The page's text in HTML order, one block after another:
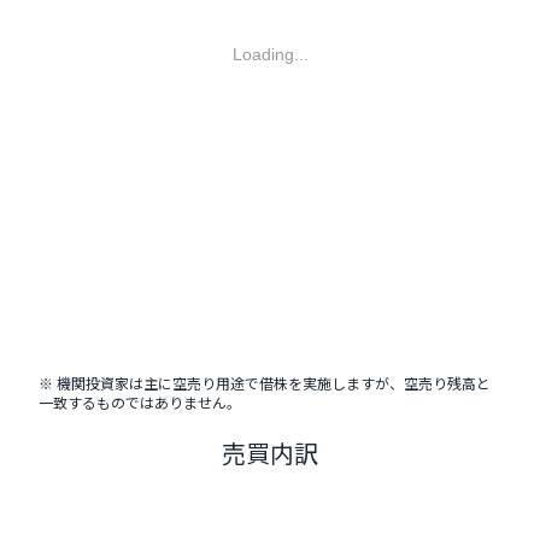
Loading...
※ 機関投資家は主に空売り用途で借株を実施しますが、空売り残高と
一致するものではありません。
売買内訳